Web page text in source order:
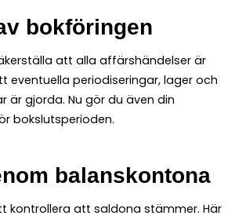
bokföringen
att alla affärshändelser är
eventuella periodiseringar, lager och
är gjorda. Nu gör du även din
bokslutsperioden.
balanskontona
kontrollera att saldona stämmer. Här